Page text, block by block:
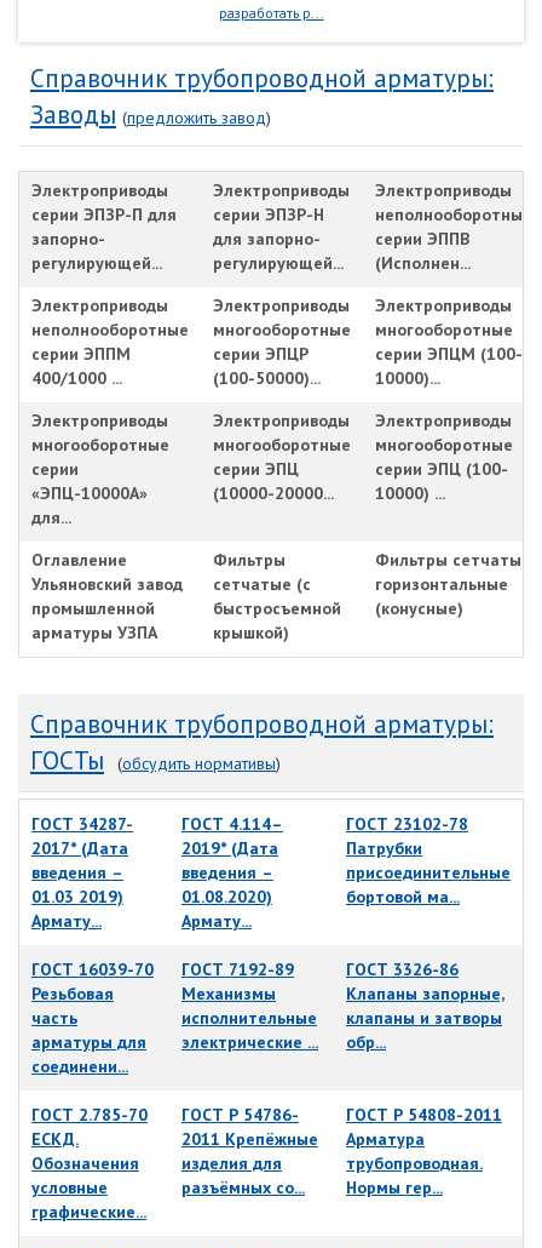
разработать р...
Справочник трубопроводной арматуры:
Заводы (предложить завод)
Электроприводы
серии ЭПЗР-П для
запорно-
регулирующей...
Электроприводы
серии ЭПЗР-Н
для запорно-
регулирующей...
Электроприводы
неполнооборотные
серии ЭППВ
(Исполнен...
Электроприводы
неполнооборотные
серии ЭППМ
400/1000 ...
Электроприводы
многооборотные
серии ЭПЦР
(100-50000)...
Электроприводы
многооборотные
серии ЭПЦМ (100-
10000)...
Электроприводы
многооборотные
серии
«ЭПЦ-10000А»
для...
Электроприводы
многооборотные
серии ЭПЦ
(10000-20000...
Электроприводы
многооборотные
серии ЭПЦ (100-
10000) ...
Оглавление
Ульяновский завод
промышленной
арматуры УЗПА
Фильтры
сетчатые (с
быстросъемной
крышкой)
Фильтры сетчатые
горизонтальные
(конусные)
Справочник трубопроводной арматуры:
ГОСТы
(обсудить нормативы)
ГОСТ 34287-
2017* (Дата
введения –
01.03 2019)
Армату...
ГОСТ 4.114–
2019* (Дата
введения –
01.08.2020)
Армату...
ГОСТ 23102-78
Патрубки
присоединительные
бортовой ма...
ГОСТ 16039-70
Резьбовая
часть
арматуры для
соединени...
ГОСТ 7192-89
Механизмы
исполнительные
электрические ...
ГОСТ 3326-86
Клапаны запорные,
клапаны и затворы
обр...
ГОСТ 2.785-70
ЕСКД.
Обозначения
условные
графические...
ГОСТ Р 54786-
2011 Крепёжные
изделия для
разъёмных со...
ГОСТ Р 54808-2011
Арматура
трубопроводная.
Нормы гер...